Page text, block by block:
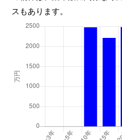
スもあります。